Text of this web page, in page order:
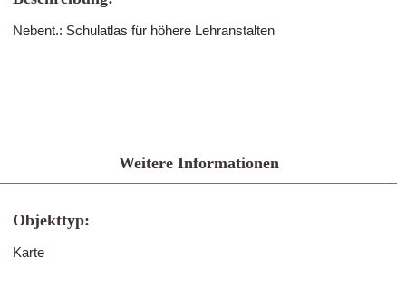
Nebent.: Schulatlas für höhere Lehranstalten
Weitere Informationen
Objekttyp:
Karte